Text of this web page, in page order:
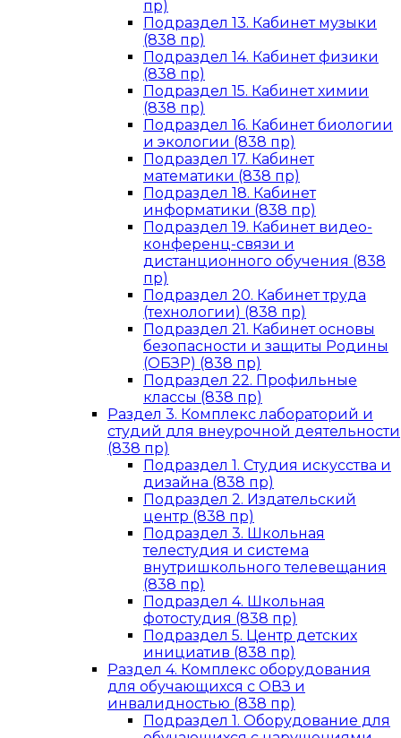
пр)
Подраздел 13. Кабинет музыки
(838 пр)
Подраздел 14. Кабинет физики
(838 пр)
Подраздел 15. Кабинет химии
(838 пр)
Подраздел 16. Кабинет биологии
и экологии (838 пр)
Подраздел 17. Кабинет
математики (838 пр)
Подраздел 18. Кабинет
информатики (838 пр)
Подраздел 19. Кабинет видео-
конференц-связи и
дистанционного обучения (838
пр)
Подраздел 20. Кабинет труда
(технологии) (838 пр)
Подраздел 21. Кабинет основы
безопасности и защиты Родины
(ОБЗР) (838 пр)
Подраздел 22. Профильные
классы (838 пр)
Раздел 3. Комплекс лабораторий и
студий для внеурочной деятельности
(838 пр)
Подраздел 1. Студия искусства и
дизайна (838 пр)
Подраздел 2. Издательский
центр (838 пр)
Подраздел 3. Школьная
телестудия и система
внутришкольного телевещания
(838 пр)
Подраздел 4. Школьная
фотостудия (838 пр)
Подраздел 5. Центр детских
инициатив (838 пр)
Раздел 4. Комплекс оборудования
для обучающихся с ОВЗ и
инвалидностью (838 пр)
Подраздел 1. Оборудование для